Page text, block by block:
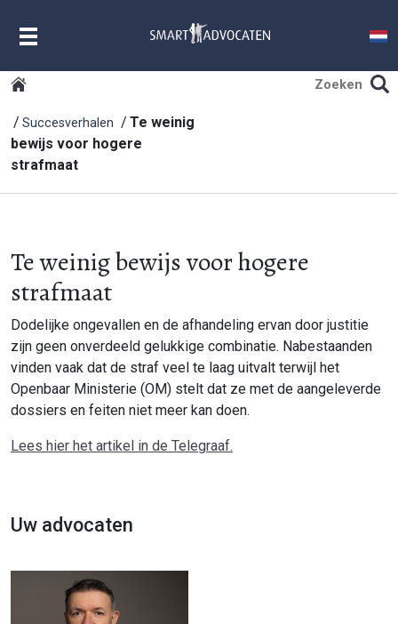
Succesverhalen
Te weinig
bewijs voor hogere
strafmaat
Te weinig bewijs voor hogere
strafmaat
Dodelijke ongevallen en de afhandeling ervan door justitie
zijn geen onverdeeld gelukkige combinatie. Nabestaanden
vinden vaak dat de straf veel te laag uitvalt terwijl het
Openbaar Ministerie (OM) stelt dat ze met de aangeleverde
dossiers en feiten niet meer kan doen.
Lees hier het artikel in de Telegraaf.
Uw advocaten